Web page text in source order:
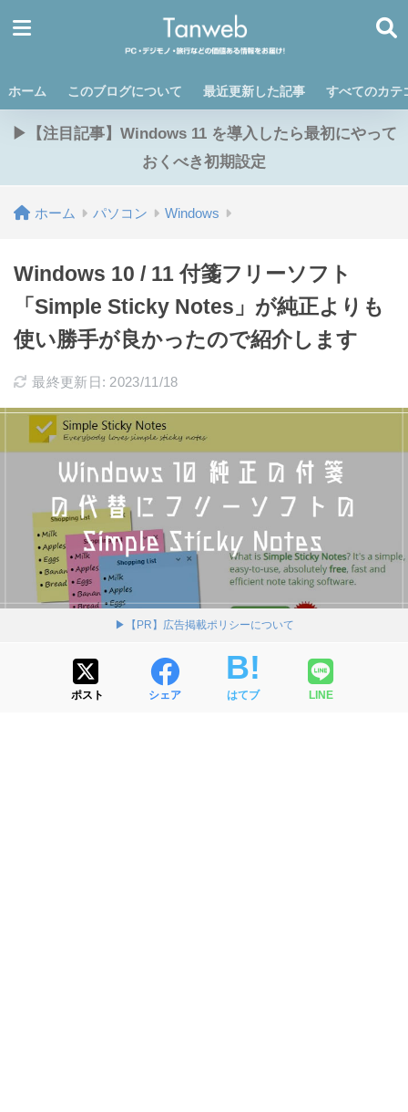
ホーム このブログについて 最近更新した記事 すべてのカテ
▶【注目記事】Windows 11 を導入したら最初にやって
おくべき初期設定
ホーム パソコン Windows
Windows 10 / 11 付箋フリーソフト
「Simple Sticky Notes」が純正よりも
使い勝手が良かったので紹介します
最終更新日: 2023/11/18
▶【PR】広告掲載ポリシーについて
ポスト シェア はてブ LINE